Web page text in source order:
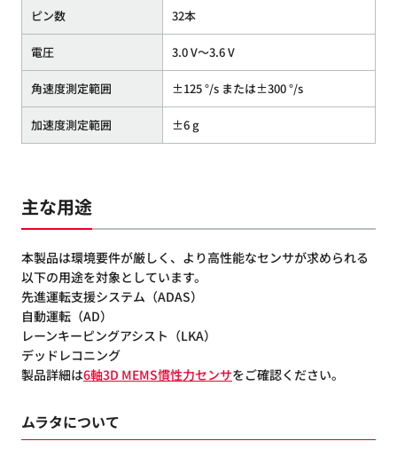
ピン数 32本
電圧 3.0 V〜3.6 V
角速度測定範囲 ±125 °/s または±300 °/s
加速度測定範囲 ±6 g
主な用途
本製品は環境要件が厳しく、より高性能なセンサが求められる
以下の用途を対象としています。
先進運転支援システム（ADAS）
自動運転（AD）
レーンキーピングアシスト（LKA）
デッドレコニング
製品詳細は6軸3D MEMS慣性力センサをご確認ください。
ムラタについて